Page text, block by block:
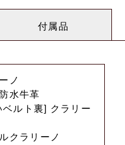
付属品
ノ
水牛革
ルト裏] クラリー
クラリーノ